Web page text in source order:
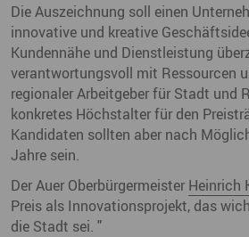
Die Auszeichnung soll einen
innovative und kreative
Kundennähe und Dienstleistung
verantwortungsvoll mit Ressourcen
regionaler Arbeitgeber für Stadt und
konkretes Höchstalter für den
Kandidaten sollten aber nach
Jahre sein.
Der Auer Oberbürgermeister Heinrich
Preis als Innovationsprojekt, das
die Stadt sei. "